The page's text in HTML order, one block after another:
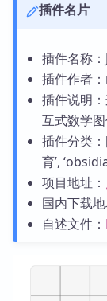
插件名片
插件名称
插件作者
插件说明
互式数学图
插件分类：
育’,
项目地址：
国内下载地
自述文件：